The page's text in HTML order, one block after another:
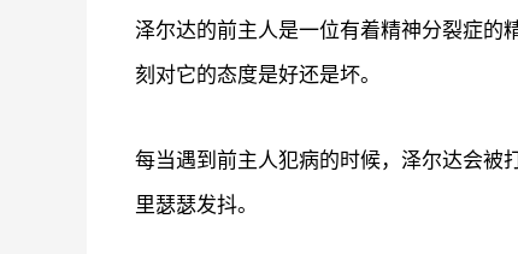
泽尔达的前主人是一位有着精神分裂症的
刻对它的态度是好还是坏。
每当遇到前主人犯病的时候，泽尔达会被
里瑟瑟发抖。